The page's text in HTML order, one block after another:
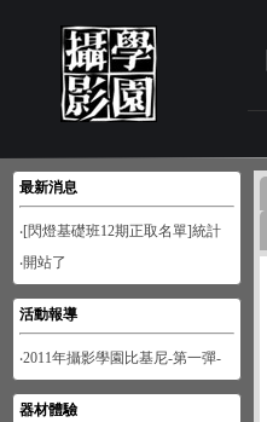
最新消息
‧[閃燈基礎班12期正取名單]統計
至1月28日
‧開站了
活動報導
‧2011年攝影學園比基尼-第一彈-
南寮風情
器材體驗